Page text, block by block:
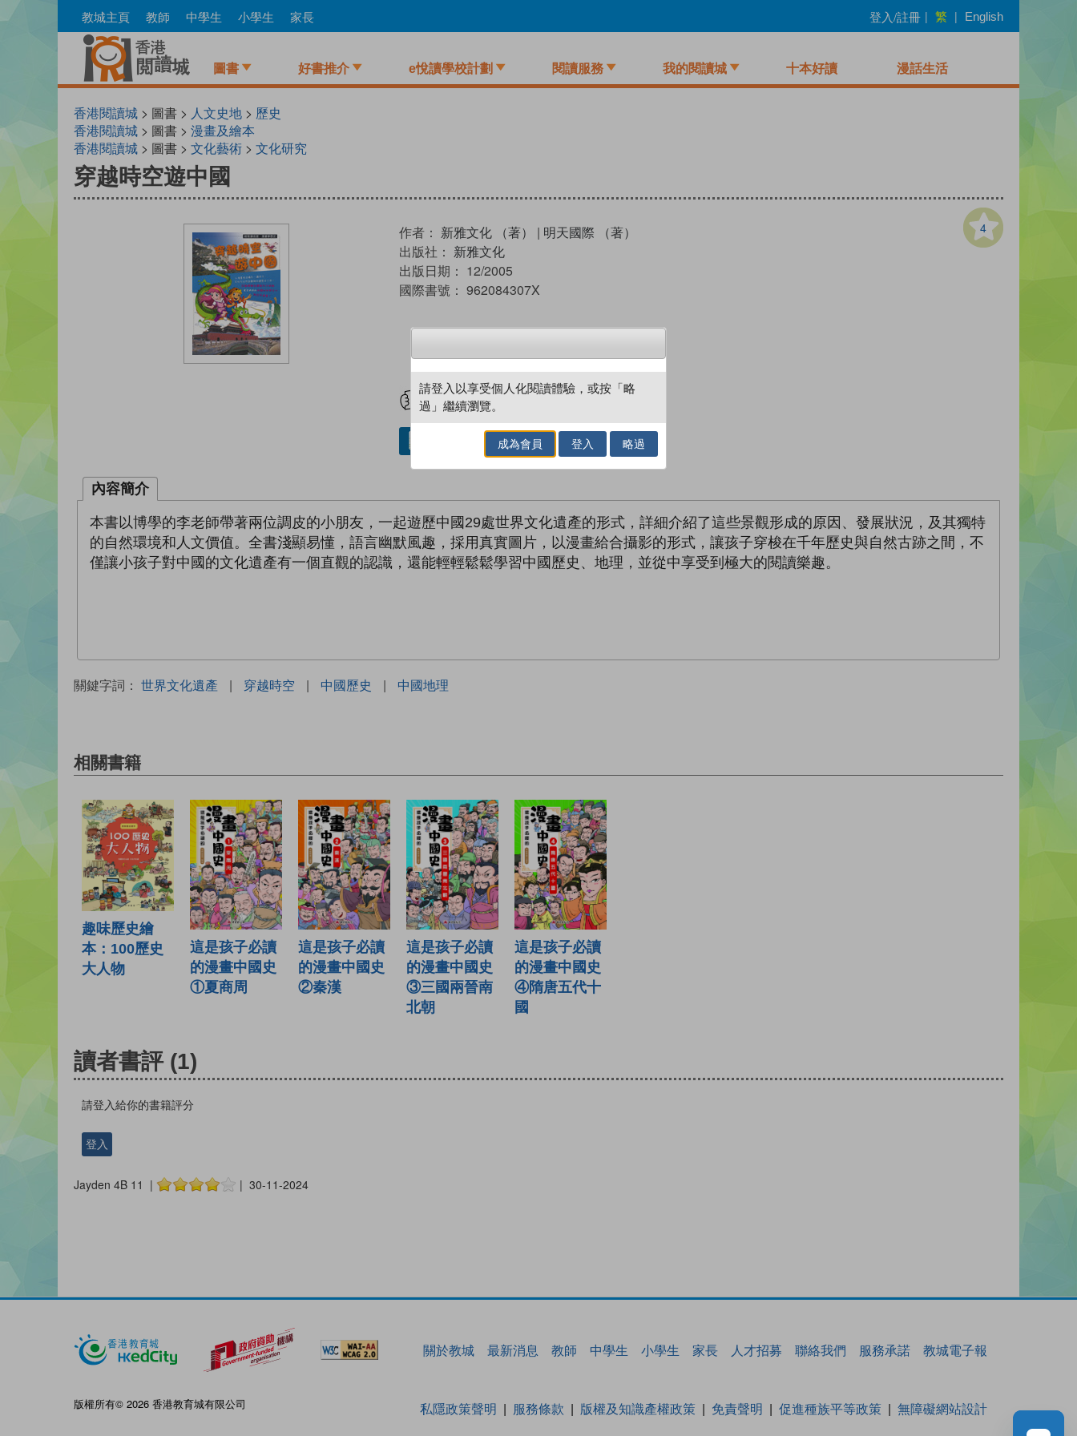
to
教城主頁 教師 中學生 小學生 家長 登入/註冊 | 繁 | English
圖書 好書推介 e悅讀學校計劃 閱讀服務 我的閱讀城 十本好讀 漫話生活
香港閱讀城 > 圖書 > 人文史地 > 歷史
香港閱讀城 > 圖書 > 漫畫及繪本
香港閱讀城 > 圖書 > 文化藝術 > 文化研究
穿越時空遊中國
4
作者： 新雅文化 （著） | 明天國際 （著）
出版社： 新雅文化
出版日期： 12/2005
國際書號： 962084307X
試閲 加入閱讀紀錄
借閱實體書
內容簡介
本書以博學的李老師帶著兩位調皮的小朋友，一起遊歷中國29處世界文化遺產的形式，詳細介紹了這些景觀形成的原因、發展狀況，及其獨特
的自然環境和人文價值。全書淺顯易懂，語言幽默風趣，採用真實圖片，以漫畫給合攝影的形式，讓孩子穿梭在千年歷史與自然古跡之間，不
僅讓小孩子對中國的文化遺產有一個直觀的認識，還能輕輕鬆鬆學習中國歷史、地理，並從中享受到極大的閱讀樂趣。
關鍵字詞： 世界文化遺產 | 穿越時空 | 中國歷史 | 中國地理
相關書籍
趣味歷史繪
本：100歷史
大人物
這是孩子必讀
的漫畫中國史
①夏商周
這是孩子必讀
的漫畫中國史
②秦漢
這是孩子必讀
的漫畫中國史
③三國兩晉南
北朝
這是孩子必讀
的漫畫中國史
④隋唐五代十
國
讀者書評 (1)
請登入給你的書籍評分
登入
Jayden 4B 11 | | 30-11-2024
關於教城 最新消息 教師 中學生 小學生 家長 人才招募 聯絡我們 服務承諾 教城電子報
版權所有© 2026 香港教育城有限公司 私隱政策聲明 服務條款 版權及知識產權政策 免責聲明 促進種族平等政策 無障礙網站設計
請登入以享受個人化閱讀體驗，或按「略
過」繼續瀏覽。
成為會員 登入 略過